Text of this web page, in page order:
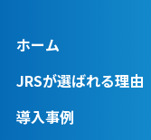
ホーム
JRSが選ばれる理由
導入事例